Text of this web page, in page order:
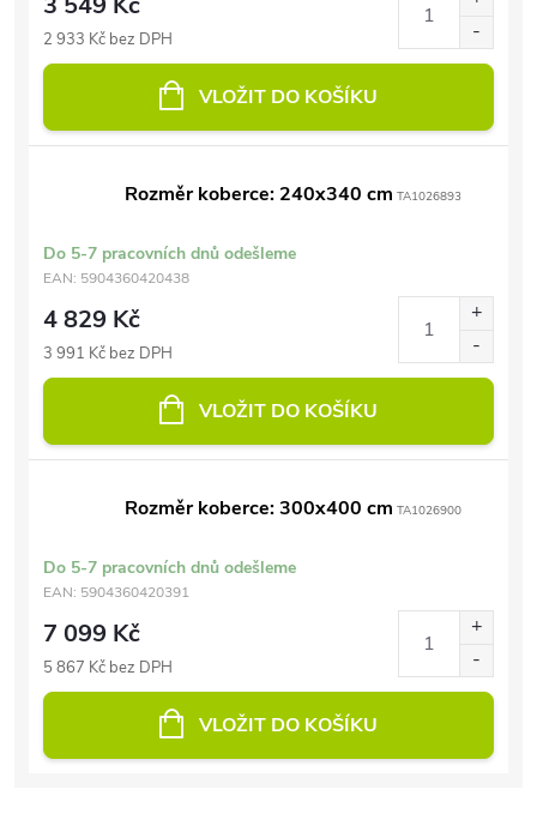
2 933 Kč bez DPH
VLOŽIT DO KOŠÍKU
Rozměr koberce: 240x340 cm TA1026893
Do 5-7 pracovních dnů odešleme
EAN: 5904360420438
4 829 Kč
3 991 Kč bez DPH
VLOŽIT DO KOŠÍKU
Rozměr koberce: 300x400 cm TA1026900
Do 5-7 pracovních dnů odešleme
EAN: 5904360420391
7 099 Kč
5 867 Kč bez DPH
VLOŽIT DO KOŠÍKU